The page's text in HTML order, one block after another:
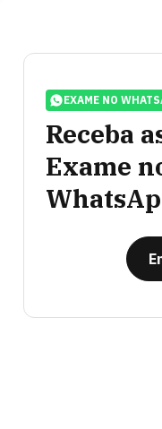
EXAME NO
Receba
Exame